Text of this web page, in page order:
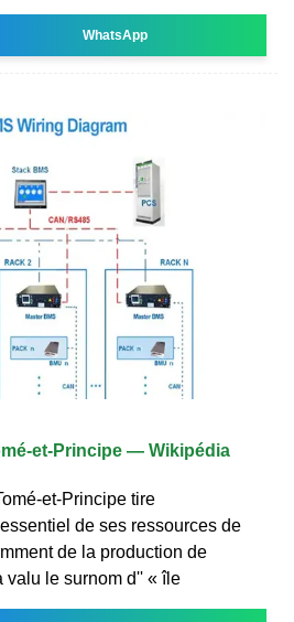
WhatsApp
et-Principe — Wikipédia
et-Principe tire
de ses ressources de
de la production de
le surnom d'' « île